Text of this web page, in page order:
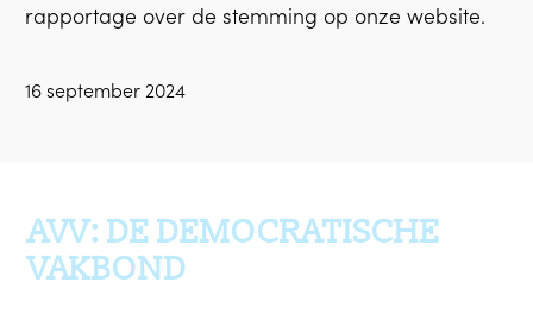
rapportage over de stemming op onze website.
16 september 2024
AVV: DE DEMOCRATISCHE
VAKBOND